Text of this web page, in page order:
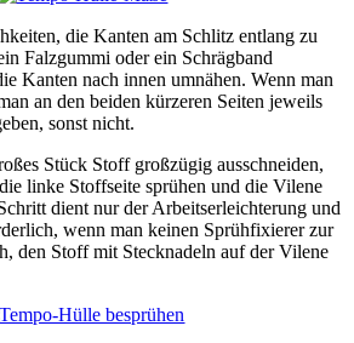
die Kanten am Schlitz entlang zu
Falzgummi oder ein Schrägband
Kanten nach innen umnähen. Wenn man
an den beiden kürzeren Seiten jeweils
sonst nicht.
Stück Stoff großzügig ausschneiden,
linke Stoffseite sprühen und die Vilene
dient nur der Arbeitserleichterung und
wenn man keinen Sprühfixierer zur
den Stoff mit Stecknadeln auf der Vilene